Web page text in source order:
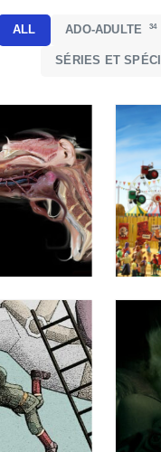
ALL ADO-ADULTE 34
SÉRIES ET